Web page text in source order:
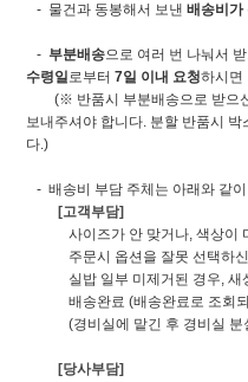
- 물건과 동봉해서 보낸 배송비가
- 부분배송으로 여러 번 나눠서
수령일로부터 7일 이내 요청하시면
(※ 반품시 부분배송으로 받으신
보내주셔야 합니다. 분할 반품시
다.)
- 배송비 부담 주체는 아래와 같
[고객부담]
사이즈가 안 맞거나, 색상이 마
주문시 옵션을 잘못 선택하신
실밥 일부 미제거된 경우, 새상
배송완료 (배송완료로 조회되
(경비실에 맡긴 후 경비실 분
[당사부담]